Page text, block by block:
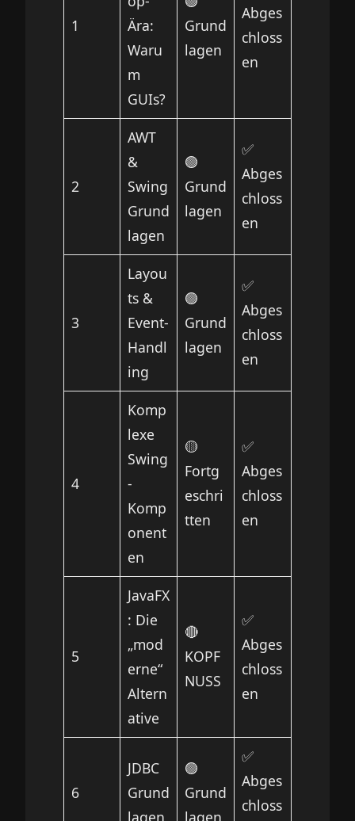
1
Ära:
Waru
m
GUIs?
Grund
lagen
Abges
chloss
en
2
AWT
&
Swing
Grund
lagen
🟢
Grund
lagen
✅
Abges
chloss
en
3
Layou
ts &
Event-
Handl
ing
🟢
Grund
lagen
✅
Abges
chloss
en
4
Komp
lexe
Swing
-
Komp
onent
en
🟡
Fortg
eschri
tten
✅
Abges
chloss
en
5
JavaFX
: Die
„mod
erne“
Altern
ative
🔴
KOPF
NUSS
✅
Abges
chloss
en
6
JDBC
Grund
lagen
🟢
Grund
lagen
✅
Abges
chloss